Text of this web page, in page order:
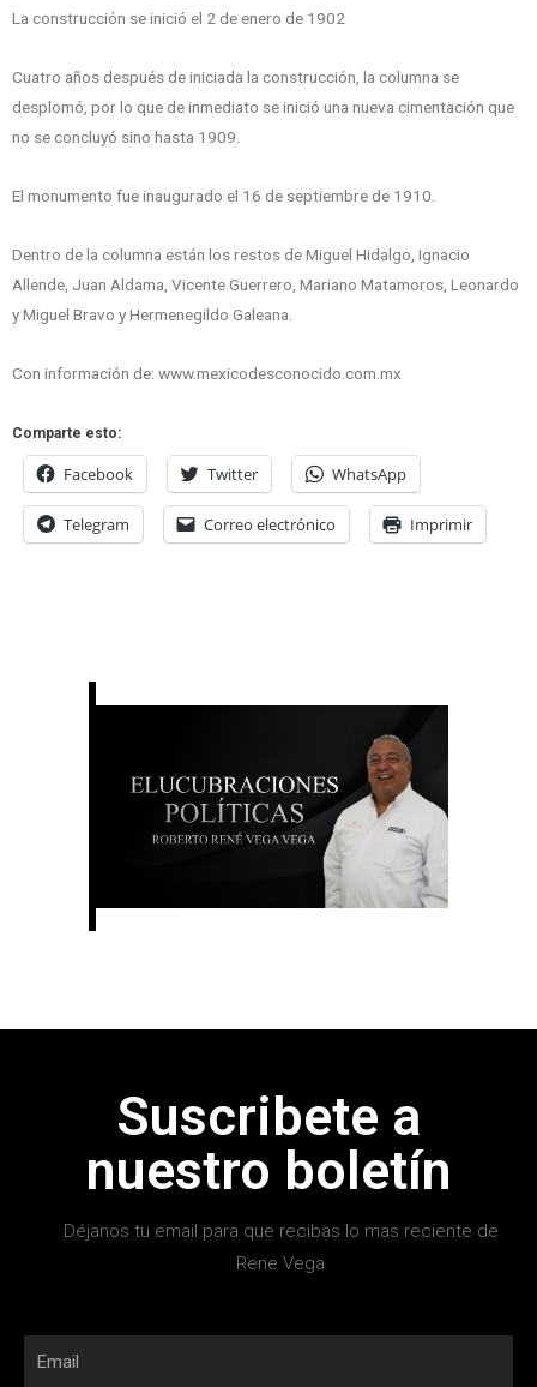
La construcción se inició el 2 de enero de 1902
Cuatro años después de iniciada la construcción, la columna se
desplomó, por lo que de inmediato se inició una nueva cimentación que
no se concluyó sino hasta 1909.
El monumento fue inaugurado el 16 de septiembre de 1910.
Dentro de la columna están los restos de Miguel Hidalgo, Ignacio
Allende, Juan Aldama, Vicente Guerrero, Mariano Matamoros, Leonardo
y Miguel Bravo y Hermenegildo Galeana.
Con información de: www.mexicodesconocido.com.mx
Comparte esto:
Facebook Twitter WhatsApp
Telegram Correo electrónico Imprimir
Suscribete a
nuestro boletín
Déjanos tu email para que recibas lo mas reciente de
Rene Vega